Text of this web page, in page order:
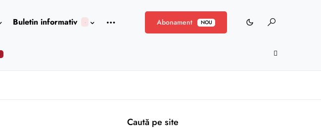
Buletin informativ Abonament NOU
Caută pe site